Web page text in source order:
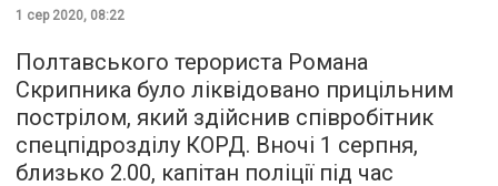
1 сер 2020, 08:22
Полтавського терориста Романа
Скрипника було ліквідовано прицільним
пострілом, який здійснив співробітник
спецпідрозділу КОРД. Вночі 1 серпня,
близько 2.00, капітан поліції під час